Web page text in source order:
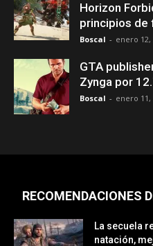
Horizon
principios de
Boscal - enero 12,
GTA
Zynga por
Boscal - enero 11,
RECOMENDACIONES
La secuela
natación,